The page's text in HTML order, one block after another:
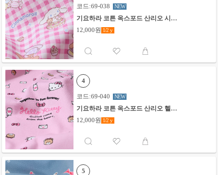
코드:69-038 NEW
기요하라 코튼 옥스포드 산리오 시나
12,000원 1/2 y
4
코드:69-040 NEW
기요하라 코튼 옥스포드 산리오 헬로
12,000원 1/2 y
5